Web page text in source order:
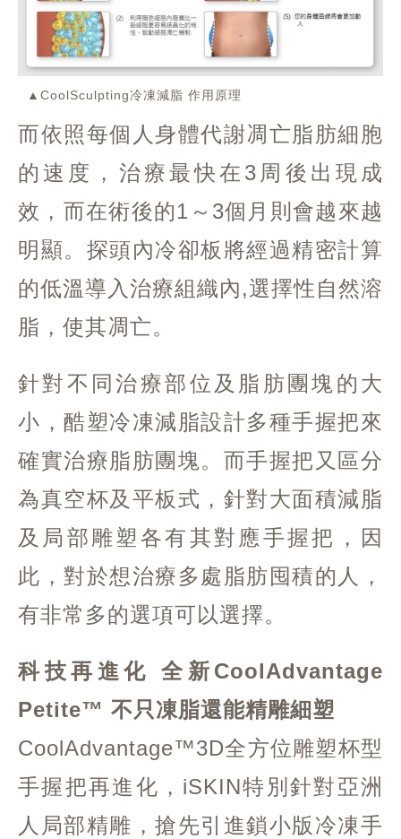
▲CoolSculpting冷凍減脂 作用原理
而依照每個人身體代謝凋亡脂肪細胞
的速度，治療最快在3周後出現成
效，而在術後的1～3個月則會越來越
明顯。探頭內冷卻板將經過精密計算
的低溫導入治療組織內,選擇性自然溶
脂，使其凋亡。
針對不同治療部位及脂肪團塊的大
小，酷塑冷凍減脂設計多種手握把來
確實治療脂肪團塊。而手握把又區分
為真空杯及平板式，針對大面積減脂
及局部雕塑各有其對應手握把，因
此，對於想治療多處脂肪囤積的人，
有非常多的選項可以選擇。
科技再進化 全新CoolAdvantage
Petite™ 不只凍脂還能精雕細塑
CoolAdvantage™3D全方位雕塑杯型
手握把再進化，iSKIN特別針對亞洲
人局部精雕，搶先引進鎖小版冷凍手